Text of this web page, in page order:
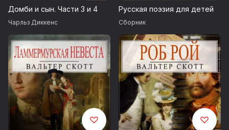
Домби и сын. Части 3 и 4
Чарльз Диккенс
Русская поэзия для детей
Сборник